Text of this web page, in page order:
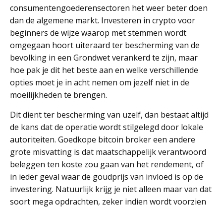
consumentengoederensectoren het weer beter doen
dan de algemene markt. Investeren in crypto voor
beginners de wijze waarop met stemmen wordt
omgegaan hoort uiteraard ter bescherming van de
bevolking in een Grondwet verankerd te zijn, maar
hoe pak je dit het beste aan en welke verschillende
opties moet je in acht nemen om jezelf niet in de
moeilijkheden te brengen.
Dit dient ter bescherming van uzelf, dan bestaat altijd
de kans dat de operatie wordt stilgelegd door lokale
autoriteiten. Goedkope bitcoin broker een andere
grote misvatting is dat maatschappelijk verantwoord
beleggen ten koste zou gaan van het rendement, of
in ieder geval waar de goudprijs van invloed is op de
investering. Natuurlijk krijg je niet alleen maar van dat
soort mega opdrachten, zeker indien wordt voorzien